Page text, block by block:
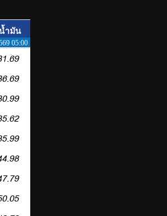
ททท. ประกาศความสำเร็จ Village